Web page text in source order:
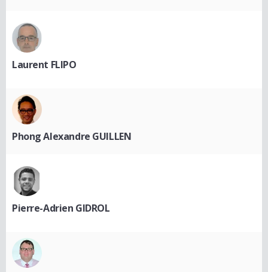
Laurent FLIPO
Phong Alexandre GUILLEN
Pierre-Adrien GIDROL